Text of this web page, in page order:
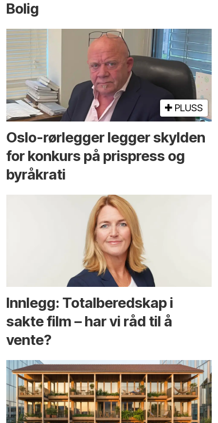
Bolig
PLUSS
Oslo-rørlegger legger skylden
for konkurs på prispress og
byråkrati
Innlegg: Totalberedskap i
sakte film – har vi råd til å
vente?